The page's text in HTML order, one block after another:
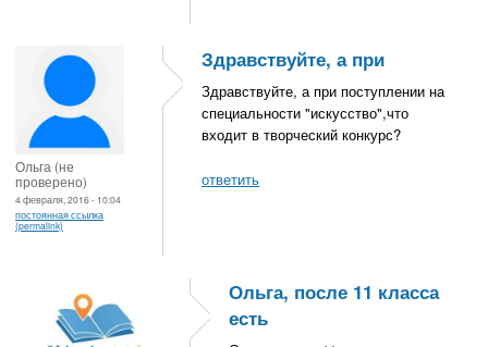
Ольга (не
проверено)
4 февраля, 2016 - 10:04
постоянная ссылка
(permalink)
Здравствуйте, а при
Здравствуйте, а при поступлении на
специальности "искусство",что
входит в творческий конкурс?
ответить
Ольга, после 11 класса
есть